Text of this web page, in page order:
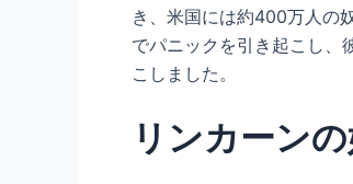
き、米国には約400万人の
でパニックを引き起こし、
こしました。
リンカーン